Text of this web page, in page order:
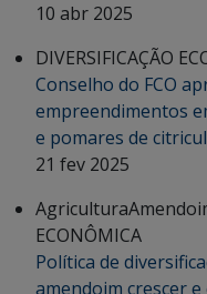
10 abr 2025
DIVERSIFICAÇÃO
Conselho do FCO
empreendimentos
e pomares de
21 fev 2025
Agricultura
ECONÔMICA
Política de
amendoim crescer